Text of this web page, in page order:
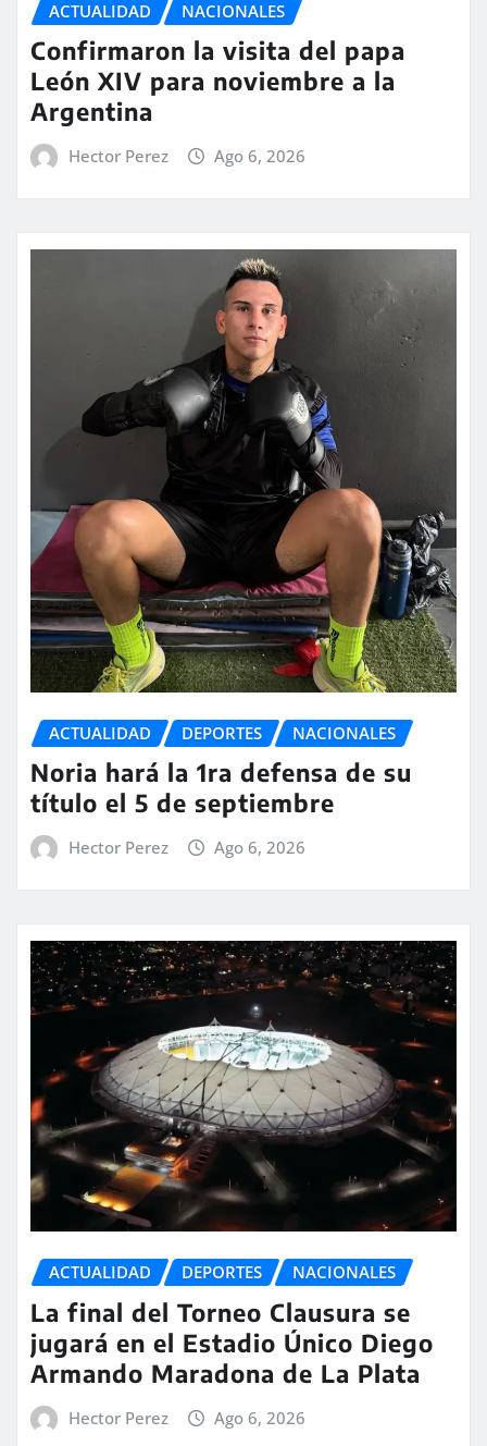
ACTUALIDAD NACIONALES
Confirmaron la visita del papa
León XIV para noviembre a la
Argentina
Hector Perez Ago 6, 2026
ACTUALIDAD DEPORTES NACIONALES
Noria hará la 1ra defensa de su
título el 5 de septiembre
Hector Perez Ago 6, 2026
ACTUALIDAD DEPORTES NACIONALES
La final del Torneo Clausura se
jugará en el Estadio Único Diego
Armando Maradona de La Plata
Hector Perez Ago 6, 2026